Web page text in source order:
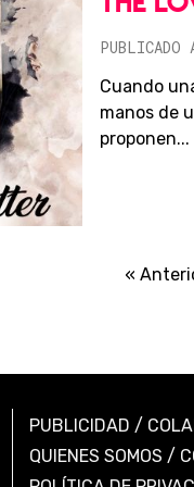
PUBLICADO
Cuando
manos de
proponen...
«
PUBLICIDAD /
QUIENES SOMOS /